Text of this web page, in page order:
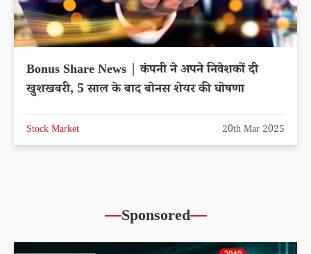
Bonus Share News | कंपनी ने अपने निवेशकों दी
खुशखबरी, 5 साल के बाद बोनस शेयर की घोषणा
Stock Market 20th Mar 2025
Sponsored